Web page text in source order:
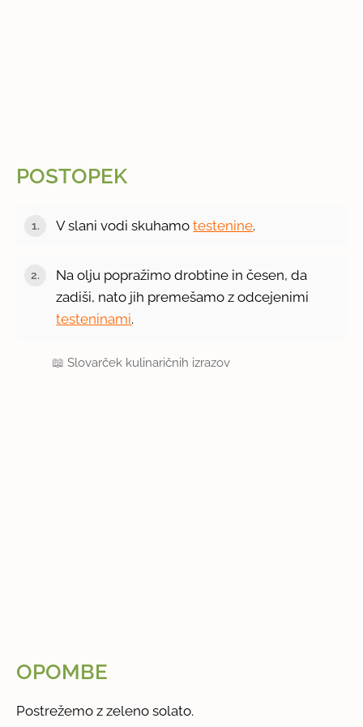
POSTOPEK
V slani vodi skuhamotestenine.
Na olju popražimo drobtine in česen, da
zadiši, nato jih premešamo z odcejenimi
testeninami.
📖Slovarček kulinaričnih izrazov
OPOMBE
Postrežemo z zeleno solato.